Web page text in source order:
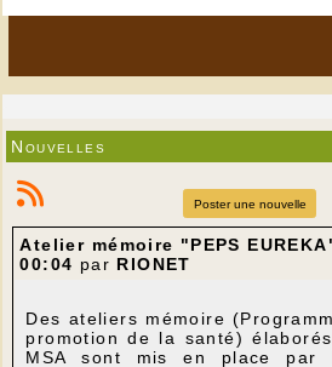
Nouvelles
Poster une nouvelle
Atelier mémoire "PEPS
00:04 par RIONET
Des ateliers mémoire
promotion de la santé)
MSA sont mis en place par